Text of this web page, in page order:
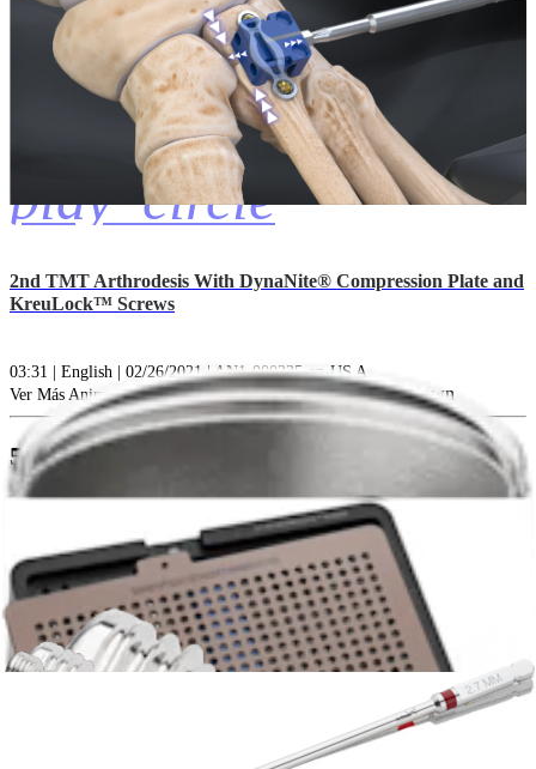
play_circle
2nd TMT Arthrodesis With DynaNite® Compression Plate and
KreuLock™ Screws
03:31 | English | 02/26/2021 | AN1-000235-en-US A
Ver Más Animaciones de técnicas quirúrgicasarrow_drop_down
510Ks (1)